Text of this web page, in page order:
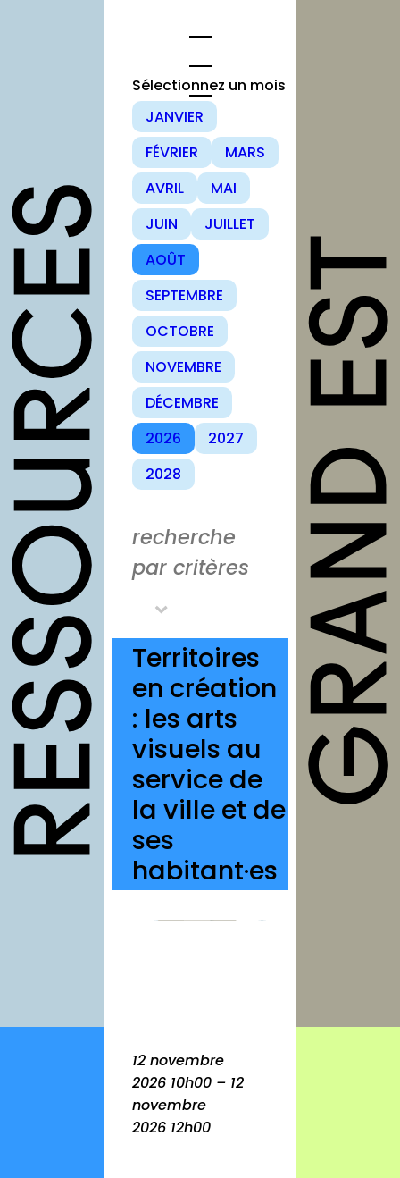
opportunités
Appels à
candidature
Offres
d’emploi et
stage
Formations
Soutiens
Mutualisation
outils
Fiches
pratiques
Modèles
Guides
Publications
Forum
agenda
annuaires
structures
autres
annuaires
à propos
Inscription
Sélectionnez un mois
JANVIER
FÉVRIER
MARS
AVRIL
MAI
JUIN
JUILLET
AOÛT
SEPTEMBRE
OCTOBRE
NOVEMBRE
DÉCEMBRE
2026
2027
2028
recherche
par critères
Territoires
en création
: les arts
visuels au
service de
la ville et de
ses
habitant·es
12 novembre
2026 10h00 – 12
novembre
2026 12h00